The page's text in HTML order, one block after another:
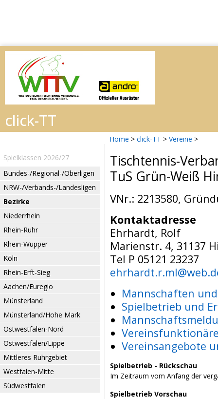
Home > click-TT > Vereine >
Spielklassen 2026/27
Bundes-/Regional-/Oberligen
NRW-/Verbands-/Landesligen
Bezirke
Niederrhein
Rhein-Ruhr
Rhein-Wupper
Köln
Rhein-Erft-Sieg
Aachen/Euregio
Münsterland
Münsterland/Hohe Mark
Ostwestfalen-Nord
Ostwestfalen/Lippe
Mittleres Ruhrgebiet
Westfalen-Mitte
Südwestfalen
Tischtennis-
TuS Grün-Weiß
VNr.: 2213580,
Kontaktadresse
Ehrhardt, Rolf
Marienstr. 4, 31137
Tel P 05121 23237
Mannschaften
Spielbetrieb und
Vereinsangebote
Spielbetrieb - Rückschau
Im Zeitraum vom Anfang der
Spielbetrieb Vorschau